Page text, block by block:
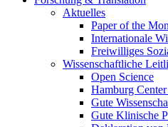
Aktuelles
Paper of the
Internationale
Freiwilliges
Wissenschaftliche
Open Science
Hamburg
Gute
Gute Klinische